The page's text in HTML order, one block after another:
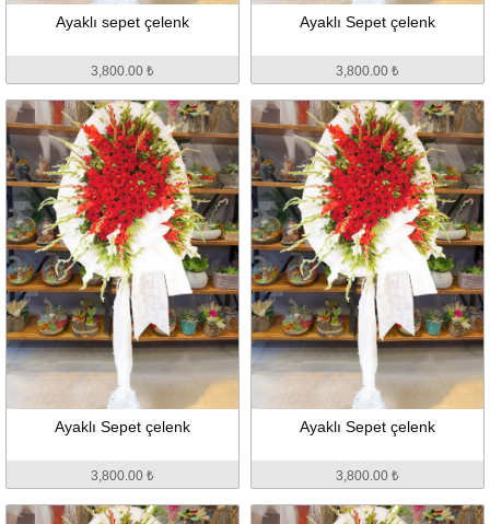
Ayaklı sepet çelenk
3,800.00 ₺
Ayaklı Sepet çelenk
3,800.00 ₺
Ayaklı Sepet çelenk
3,800.00 ₺
Ayaklı Sepet çelenk
3,800.00 ₺